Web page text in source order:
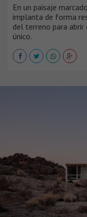
En un paisaje
implanta de forma
del terreno para
único.